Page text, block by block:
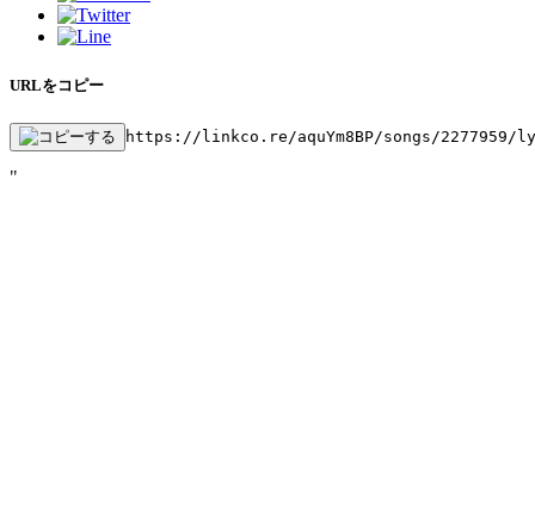
URLをコピー
https://linkco.re/aquYm8BP/songs/2277959/
"